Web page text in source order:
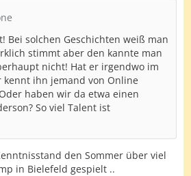
Bei solchen Geschichten weiß man
stimmt aber den kannte man
nicht! Hat er irgendwo im
kennt ihn jemand von Online
haben wir da etwa einen
So viel Talent ist
den Sommer über viel
in Bielefeld gespielt ..